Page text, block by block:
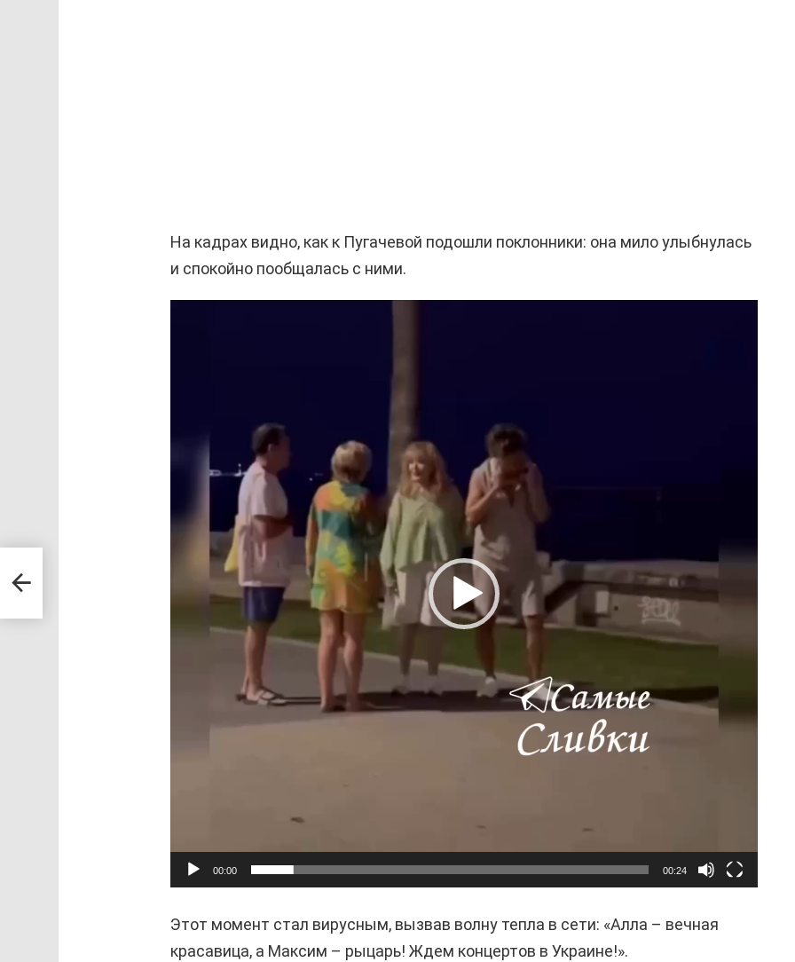
На кадрах видно, как к Пугачевой подошли поклонники: она мило улыбнулась
и спокойно пообщалась с ними.
е
00:00 00:24
Этот момент стал вирусным, вызвав волну тепла в сети: «Алла – вечная
красавица, а Максим – рыцарь! Ждем концертов в Украине!».